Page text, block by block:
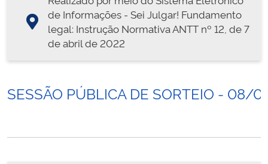
de Informações - Sei Julgar! Fundamento
legal: Instrução Normativa ANTT nº 12, de 7
de abril de 2022
SESSÃO PÚBLICA DE SORTEIO - 08/